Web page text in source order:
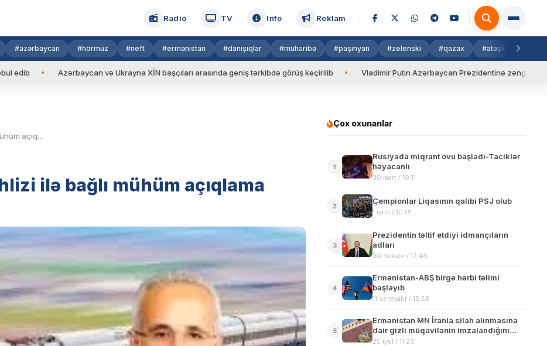
Radio TV Info Reklam
#azərbaycan #hörmüz #neft #ermənistan #danışıqlar #müharibə #paşinyan #zelenski #qazax #atəşkəs
Azərbaycan və Ukrayna XİN başçıları arasında geniş tərkibdə görüş keçirilib Vladimir Putin Azərbaycan Prezidentinə zəng edib
Türkiyədən Zəngəzur dəhlizi ilə bağlı mühüm açıqlama
ilə bağlı mühüm açıqlama
Çox oxunanlar
1
Rusiyada miqrant ovu başladı-Taciklər
həyacanlı
30 mart / 19:11
2
Çempionlar Liqasının qalibi PSJ olub
1 iyun / 10:01
3
Prezidentin təltif etdiyi idmançıların
adları
20 dekabr / 17:46
4
Ermənistan-ABŞ birgə hərbi təlimi
başlayıb
11 sentyabr / 15:58
5
Ermənistan MN İranla silah alınmasına
dair gizli müqavilənin imzalandığını
təkzib edib
25 iyul / 11:26